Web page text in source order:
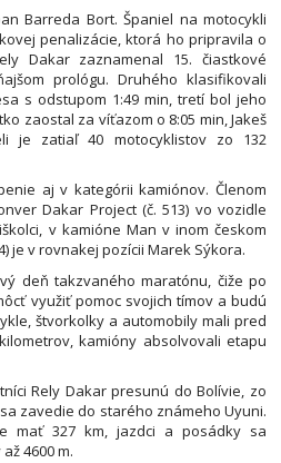
Barreda Bort. Španiel na motocykli
penalizácie, ktorá ho pripravila o
Dakar zaznamenal 15. čiastkové
prológu. Druhého klasifikovali
s odstupom 1:49 min, tretí bol jeho
zaostal za víťazom o 8:05 min, Jakeš
je zatiaľ 40 motocyklistov zo 132
aj v kategórii kamiónov. Členom
Dakar Project (č. 513) vo vozidle
v kamióne Man v inom českom
je v rovnakej pozícii Marek Sýkora.
deň takzvaného maratónu, čiže po
využiť pomoc svojich tímov a budú
štvorkolky a automobily mali pred
kamióny absolvovali etapu
Rely Dakar presunú do Bolívie, zo
zavedie do starého známeho Uyuni.
mať 327 km, jazdci a posádky sa
4600 m.